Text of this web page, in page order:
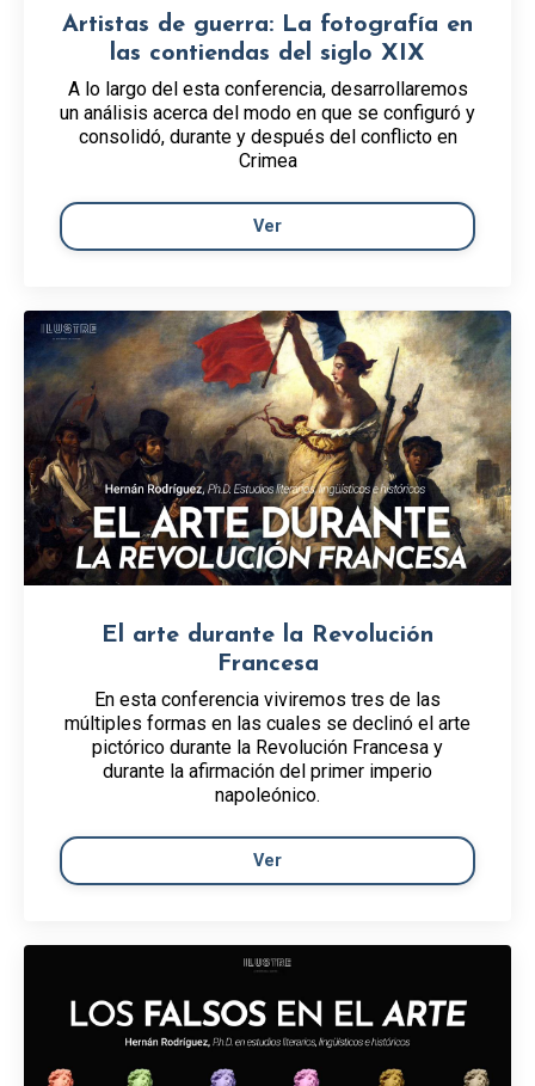
Artistas de guerra: La fotografía en
las contiendas del siglo XIX
A lo largo del esta conferencia, desarrollaremos
un análisis acerca del modo en que se configuró y
consolidó, durante y después del conflicto en
Crimea
Ver
El arte durante la Revolución
Francesa
En esta conferencia viviremos tres de las
múltiples formas en las cuales se declinó el arte
pictórico durante la Revolución Francesa y
durante la afirmación del primer imperio
napoleónico.
Ver